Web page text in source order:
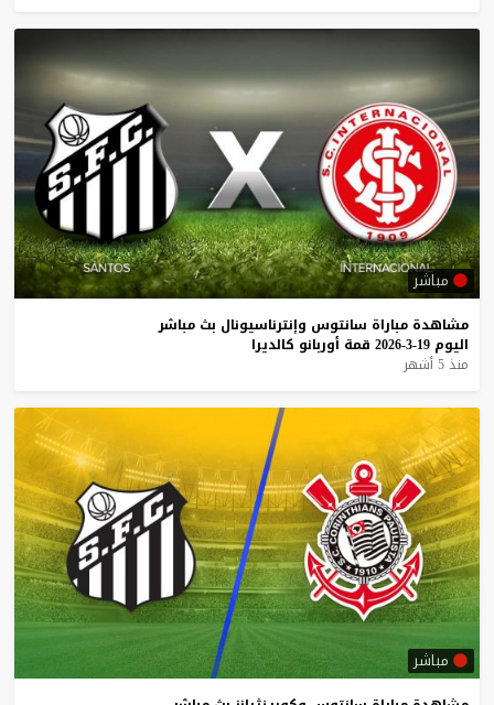
مباشر
مشاهدة مباراة سانتوس وإنترناسيونال بث مباشر
اليوم 19-3-2026 قمة أوربانو كالديرا
منذ 5 أشهر
مباشر